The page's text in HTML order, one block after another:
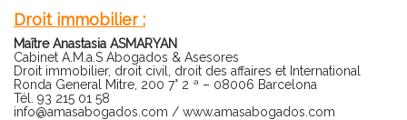
Droit immobilier :
Maître Anastasia ASMARYAN
Cabinet A.M.a.S Abogados & Asesores
Droit immobilier, droit civil, droit des affaires et International
Ronda General Mitre, 200 7° 2 ª – 08006 Barcelona
Tél. 93 215 01 58
info@amasabogados.com / www.amasabogados.com